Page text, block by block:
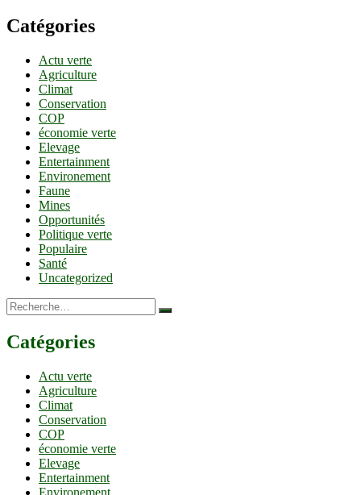
Catégories
Actu verte
Agriculture
Climat
Conservation
COP
économie verte
Elevage
Entertainment
Environement
Faune
Mines
Opportunités
Politique verte
Populaire
Santé
Uncategorized
Recherche…
Catégories
Actu verte
Agriculture
Climat
Conservation
COP
économie verte
Elevage
Entertainment
Environement